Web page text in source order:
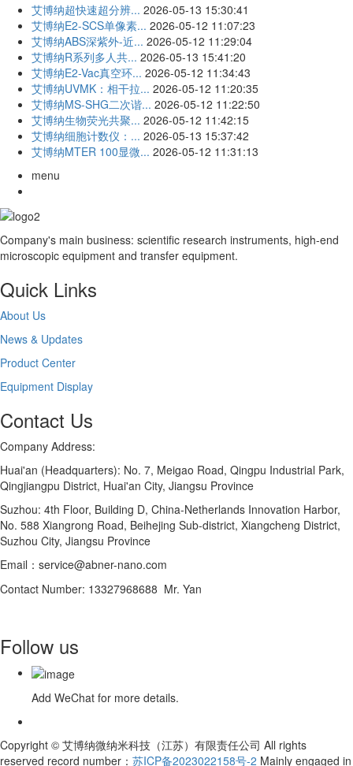
艾博纳超快速超分辨... 2026-05-13 15:30:41
艾博纳E2-SCS单像素... 2026-05-12 11:07:23
艾博纳ABS深紫外-近... 2026-05-12 11:29:04
艾博纳R系列多人共... 2026-05-13 15:41:20
艾博纳E2-Vac真空环... 2026-05-12 11:34:43
艾博纳UVMK：相干拉... 2026-05-12 11:20:35
艾博纳MS-SHG二次谐... 2026-05-12 11:22:50
艾博纳生物荧光共聚... 2026-05-12 11:42:15
艾博纳细胞计数仪：... 2026-05-13 15:37:42
艾博纳MTER 100显微... 2026-05-12 11:31:13
menu
Company's main business: scientific research instruments, high-end
microscopic equipment and transfer equipment.
Quick Links
About Us
News & Updates
Product Center
Equipment Display
Contact Us
Company Address:
Huai'an (Headquarters): No. 7, Meigao Road, Qingpu Industrial Park,
Qingjiangpu District, Huai'an City, Jiangsu Province
Suzhou: 4th Floor, Building D, China-Netherlands Innovation Harbor,
No. 588 Xiangrong Road, Beihejing Sub-district, Xiangcheng District,
Suzhou City, Jiangsu Province
Email：service@abner-nano.com
Contact Number: 13327968688 Mr. Yan
Follow us
Add WeChat for more details.
Copyright © 艾博纳微纳米科技（江苏）有限责任公司 All rights
reserved record number： 苏ICP备2023022158号-2 Mainly engaged in